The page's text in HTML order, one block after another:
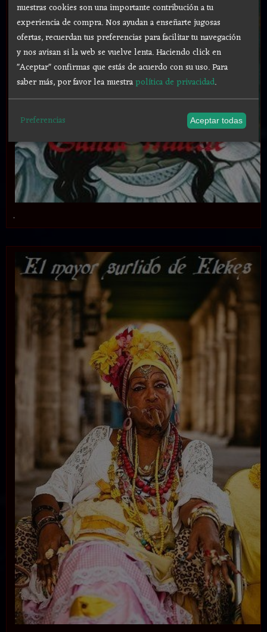
.
nuestras cookies son una importante contribución a tu
experiencia de compra. Nos ayudan a enseñarte jugosas
ofertas, recuerdan tus preferencias para facilitar tu navegación
y nos avisan si la web se vuelve lenta. Haciendo click en
"Aceptar" confirmas que estás de acuerdo con su uso.Para
saber más, por favor lea nuestrapolítica de privacidad.
Preferencias Aceptar todas